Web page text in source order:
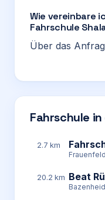
Wie vereinbare
Fahrschule
Über das
Fahrschule
2.7 km
Frauenfeld
20.2 km Beat
Bazenheid